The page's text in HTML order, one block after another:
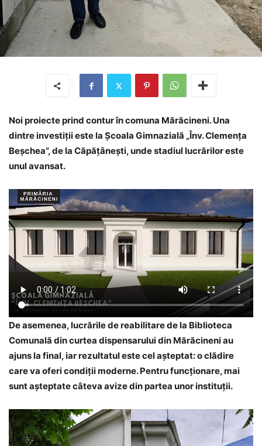
Noi proiecte prind contur în comuna Mărăcineni. Una
dintre investiții este la Școala Gimnazială „Înv. Clemența
Beșchea”, de la Căpățânești, unde stadiul lucrărilor este
unul avansat.
De asemenea, lucrările de reabilitare de la Biblioteca
Comunală din curtea dispensarului din Mărăcineni au
ajuns la final, iar rezultatul este cel așteptat: o clădire
care va oferi condiții moderne. Pentru funcționare, mai
sunt așteptate câteva avize din partea unor instituții.